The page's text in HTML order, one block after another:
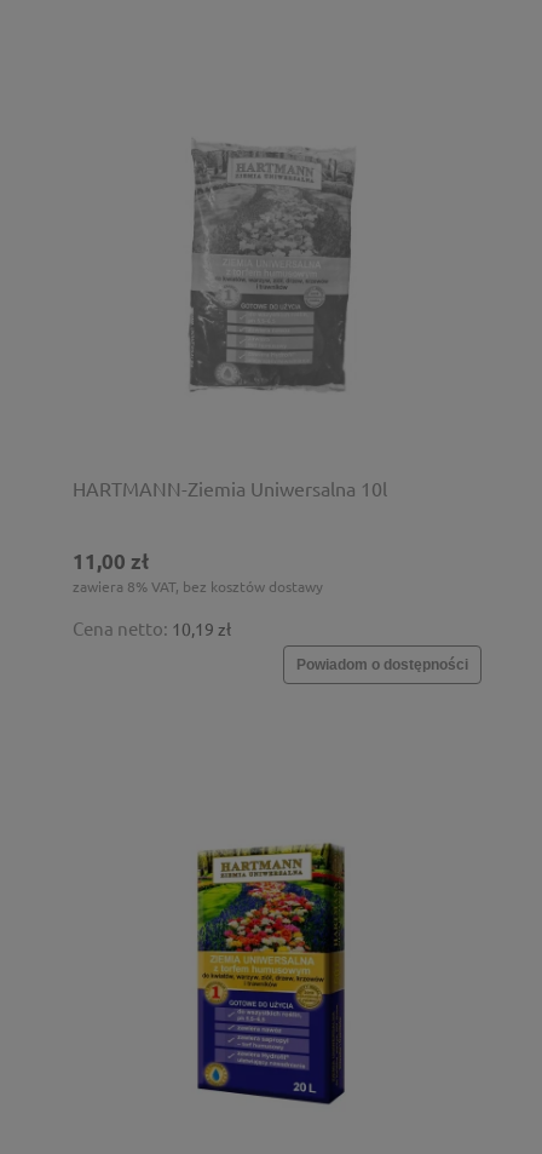
HARTMANN-Ziemia Uniwersalna 10l
11,00 zł
zawiera 8% VAT, bez kosztów dostawy
Cena netto: 10,19 zł
Powiadom o dostępności